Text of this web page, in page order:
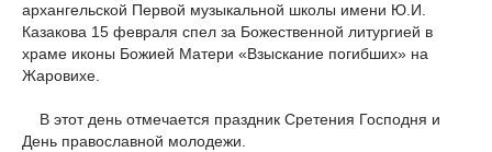
архангельской Первой музыкальной школы имени Ю.И.
Казакова 15 февраля спел за Божественной литургией в
храме иконы Божией Матери «Взыскание погибших» на
Жаровихе.
В этот день отмечается праздник Сретения Господня и
День православной молодежи.